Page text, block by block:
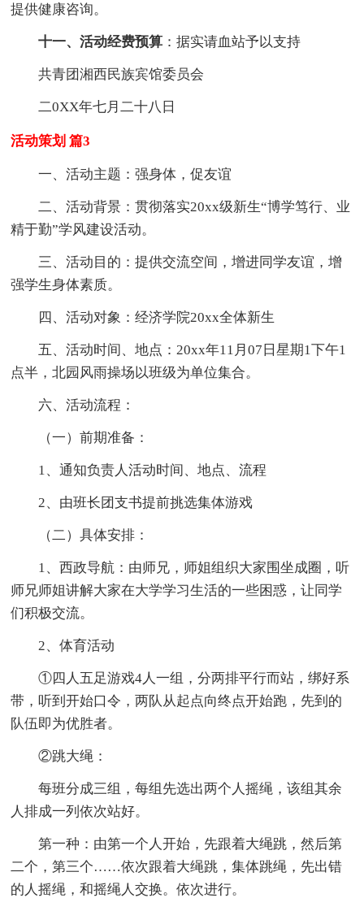
提供健康咨询。
十一、活动经费预算 ：据实请血站予以支持
共青团湘西民族宾馆委员会
二0XX年七月二十八日
活动策划 篇3
一、活动主题：强身体，促友谊
二、活动背景：贯彻落实20xx级新生“博学笃行、业
精于勤”学风建设活动。
三、活动目的：提供交流空间，增进同学友谊，增
强学生身体素质。
四、活动对象：经济学院20xx全体新生
五、活动时间、地点：20xx年11月07日星期1下午1
点半，北园风雨操场以班级为单位集合。
六、活动流程：
（一）前期准备：
1、通知负责人活动时间、地点、流程
2、由班长团支书提前挑选集体游戏
（二）具体安排：
1、西政导航：由师兄，师姐组织大家围坐成圈，听
师兄师姐讲解大家在大学学习生活的一些困惑，让同学
们积极交流。
2、体育活动
①四人五足游戏4人一组，分两排平行而站，绑好系
带，听到开始口令，两队从起点向终点开始跑，先到的
队伍即为优胜者。
②跳大绳：
每班分成三组，每组先选出两个人摇绳，该组其余
人排成一列依次站好。
第一种：由第一个人开始，先跟着大绳跳，然后第
二个，第三个……依次跟着大绳跳，集体跳绳，先出错
的人摇绳，和摇绳人交换。依次进行。